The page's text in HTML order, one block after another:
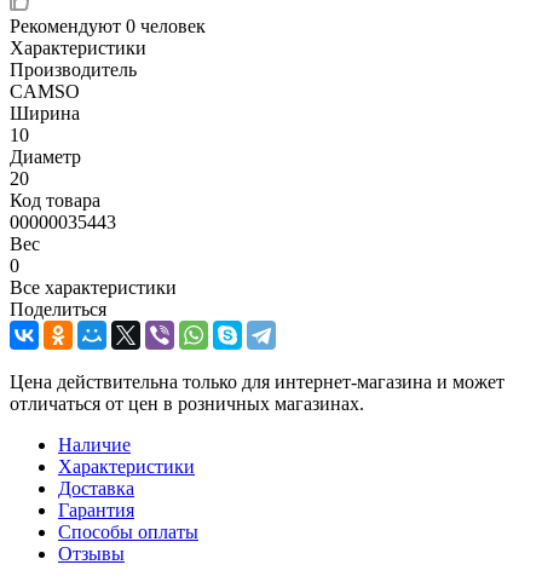
Рекомендуют 0 человек
Характеристики
Производитель
CAMSO
Ширина
10
Диаметр
20
Код товара
00000035443
Вес
0
Все характеристики
Поделиться
Цена действительна только для интернет-магазина и может
отличаться от цен в розничных магазинах.
Наличие
Характеристики
Доставка
Гарантия
Способы оплаты
Отзывы